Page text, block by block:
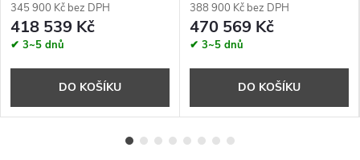
345 900 Kč bez DPH
418 539 Kč
✔ 3~5 dnů
DO KOŠÍKU
388 900 Kč bez DPH
470 569 Kč
✔ 3~5 dnů
DO KOŠÍKU